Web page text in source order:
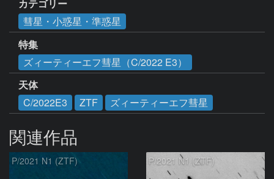
カテゴリー
彗星・小惑星・準惑星
特集
ズィーティーエフ彗星（C/2022 E3）
天体
C/2022E3
ZTF ズィーティーエフ彗星
関連作品
P/2021 N1 (ZTF) P/2021 N1 (ZTF)